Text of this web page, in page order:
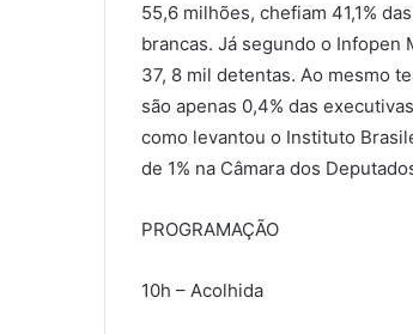
55,6 milhões, chefiam 41,1%
brancas. Já segundo o Infopen
37, 8 mil detentas. Ao mesmo
são apenas 0,4% das
como levantou o Instituto
de 1% na Câmara dos
PROGRAMAÇÃO
10h – Acolhida